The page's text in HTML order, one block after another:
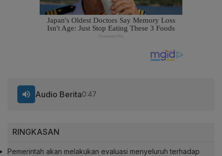
RINGKASAN
Pemerintah akan melakukan evaluasi menyeluruh terhadap
Audio Berita0:47